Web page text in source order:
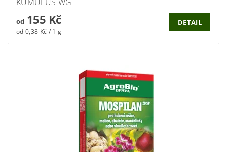
od155 Kč
od 0,38 Kč / 1 g
DETAIL